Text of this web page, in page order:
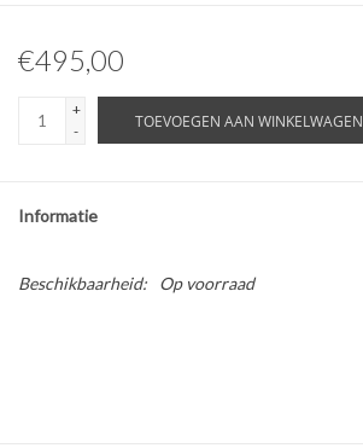
€495,00
+
-
TOEVOEGEN AAN WINKELWAGEN
Informatie
Beschikbaarheid: Op voorraad